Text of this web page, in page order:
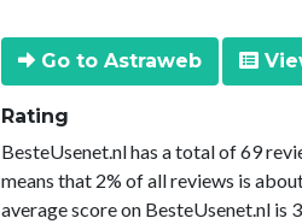
Go to Astraweb
Rating
BesteUsenet.nl has a total of 69
means that 2% of all reviews is
average score on BesteUsenet.nl is